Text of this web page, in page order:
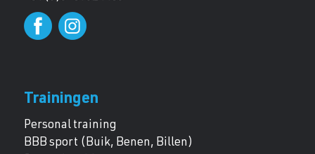
Trainingen
Personal training
BBB sport (Buik, Benen, Billen)